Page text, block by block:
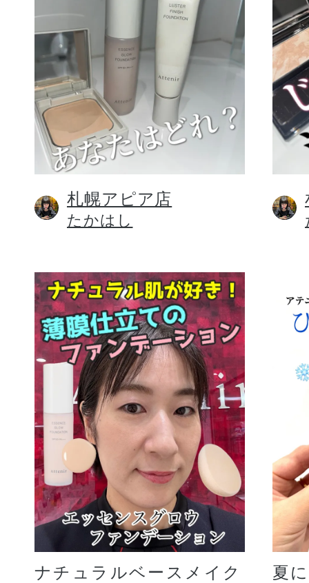
メイクアップ
健康食品／サプ
ファッション
ギフト
ご利用ガイド
札幌アピア店
たかはし
ナチュラルベースメイク
夏